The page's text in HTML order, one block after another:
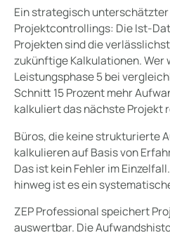
Ein strategisch unterschätzter
Projektcontrollings: Die Ist-
Projekten sind die
zukünftige Kalkulationen. Wer
Leistungsphase 5 bei
Schnitt 15 Prozent mehr
kalkuliert das nächste Projekt
Büros, die keine strukturierte
kalkulieren auf Basis von
Das ist kein Fehler im
hinweg ist es ein
ZEP Professional speichert
auswertbar. Die